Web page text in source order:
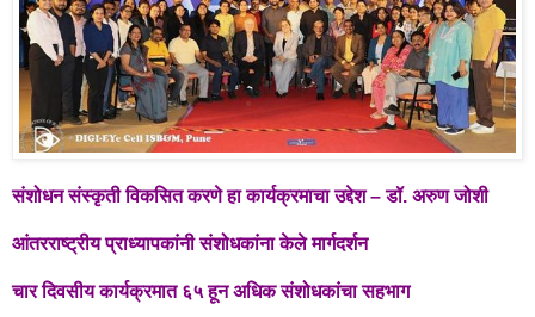
संशोधन संस्कृती विकसित करणे हा कार्यक्रमाचा उद्देश – डॉ. अरुण जोशी
आंतरराष्ट्रीय प्राध्यापकांनी संशोधकांना केले मार्गदर्शन
चार दिवसीय कार्यक्रमात ६५ हून अधिक संशोधकांचा सहभाग